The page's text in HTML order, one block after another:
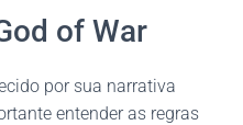
of War
por sua narrativa
entender as regras